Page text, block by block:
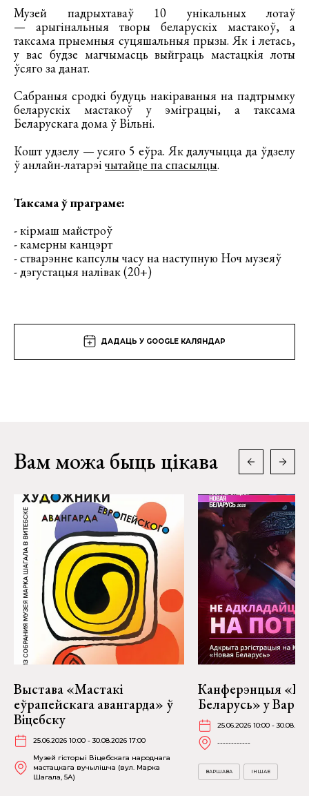
Музей падрыхтаваў 10 унікальных лотаў
— арыгінальныя творы беларускіх мастакоў, а
таксама прыемныя суцяшальныя прызы. Як і летась,
у вас будзе магчымасць выйграць мастацкія лоты
ўсяго за данат.
Сабраныя сродкі будуць накіраваныя на падтрымку
беларускіх мастакоў у эміграцыі, а таксама
Беларускага дома ў Вільні.
Кошт удзелу — усяго 5 еўра. Як далучыцца да ўдзелу
ў анлайн-латарэі чытайце па спасылцы.
Таксама ў праграме:
- кірмаш майстроў
- камерны канцэрт
- стварэнне капсулы часу на наступную Ноч музеяў
- дэгустацыя налівак (20+)
ДАДАЦЬ У GOOGLE КАЛЯНДАР
Вам можа быць цікава
Выстава «Мастакі
еўрапейскага авангарда» ў
Віцебску
25.06.2026 10:00 - 30.08.2026 17:00
Музей гісторыі Віцебскага народнага
мастацкага вучылішча (вул. Марка
Шагала, 5А)
Канферэнцыя
Беларусь» у
25.06.2026 10:00 -
------------
ВАРШАВА ІНШАЕ